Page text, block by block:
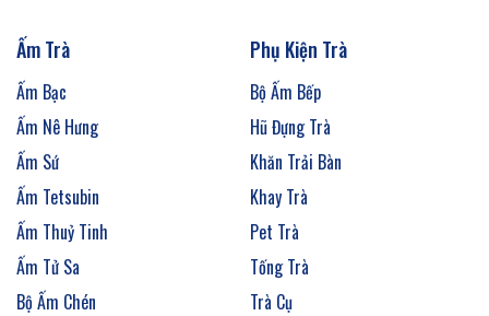
Ấm Trà
Ấm Bạc
Ấm Nê Hưng
Ấm Sứ
Ấm Tetsubin
Ấm Thuỷ Tinh
Ấm Tử Sa
Bộ Ấm Chén
Phụ Kiện Trà
Bộ Ấm Bếp
Hũ Đựng Trà
Khăn Trải Bàn
Khay Trà
Pet Trà
Tống Trà
Trà Cụ